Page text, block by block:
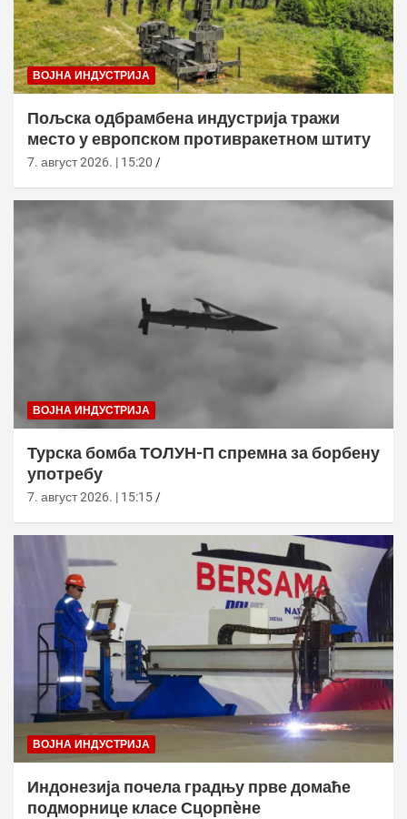
ВОЈНА ИНДУСТРИЈА
Пољска одбрамбена индустрија тражи
место у европском противракетном штиту
7. август 2026. | 15:20
ВОЈНА ИНДУСТРИЈА
Турска бомба ТОЛУН-П спремна за борбену
употребу
7. август 2026. | 15:15
ВОЈНА ИНДУСТРИЈА
Индонезија почела градњу прве домаће
подморнице класе Сцорпèне